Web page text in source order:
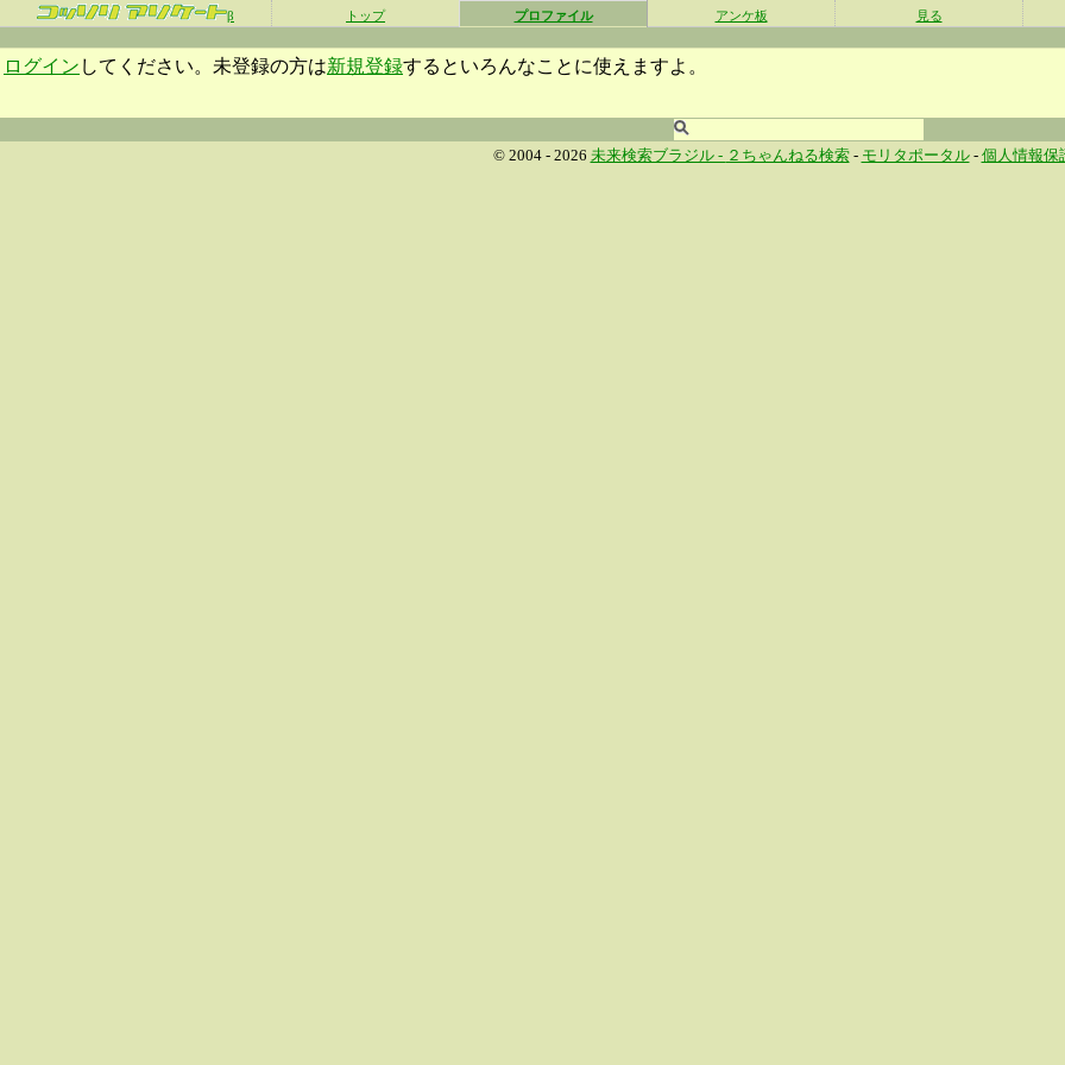
β トップ プロファイル アンケ板 見る
ログイン してください。未登録の方は新規登録するといろんなことに使えますよ。
© 2004 - 2026 未来検索ブラジル - ２ちゃんねる検索- モリタポータル- 個人情報保